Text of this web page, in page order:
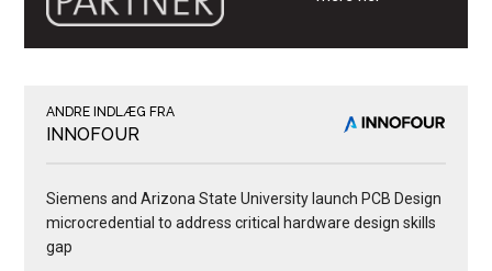
ANDRE INDLÆG FRA
INNOFOUR
Siemens and Arizona State University launch PCB Design
microcredential to address critical hardware design skills
gap